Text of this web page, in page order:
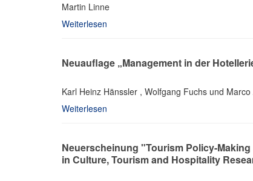
Martin Linne
Weiterlesen
Neuauflage „Management in der
Karl Heinz Hänssler , Wolfgang Fuchs und
Weiterlesen
Neuerscheinung "Tourism Policy-
in Culture, Tourism and Hospitality